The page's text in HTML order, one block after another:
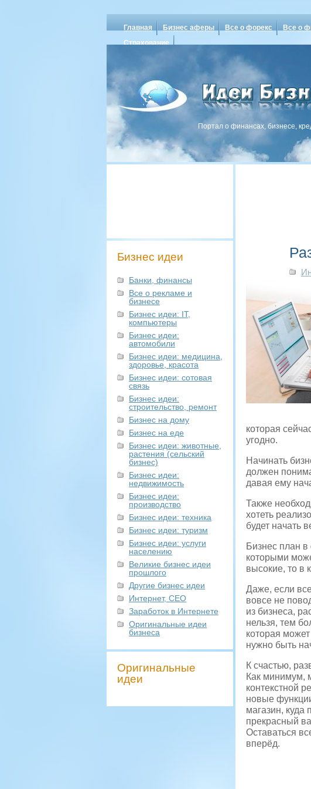
Главная Бизнес аферы Все о форекс Все о
Страхование
Портал о финансах, бизнесе,
Бизнес идеи
Банки, финансы
Все о рекламе и
бизнесе
Бизнес идеи: IT,
компьютеры
Бизнес идеи:
автомобили
Бизнес идеи: медицина,
здоровье, красота
Бизнес идеи: сотовая
связь
Бизнес идеи:
строительство, ремонт
Бизнес на дому
Бизнес на еде
Бизнес идеи: животные,
растения (сельский
бизнес)
Бизнес идеи:
недвижимость
Бизнес идеи:
производство
Бизнес идеи: техника
Бизнес идеи: туризм
Бизнес идеи: услуги
населению
Великие бизнес идеи
прошлого
Другие бизнес идеи
Интернет, СЕО
Заработок в Интернете
Оригинальные идеи
бизнеса
Оригинальные
идеи
которая
угодно.
Начинать
должен
давая ему
Также
хотеть
будет начать
Бизнес план
которыми
высокие, то в
Даже, если
вовсе не
из бизнеса,
нельзя, тем
которая
нужно быть
К счастью,
Как минимум,
контекстной
новые
магазин, куда
прекрасный
Оставаться
вперёд.